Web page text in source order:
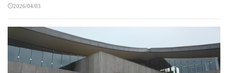
菲化身趣味AI小讲师，带领小朋友们开启一场生动...
2026/04/03